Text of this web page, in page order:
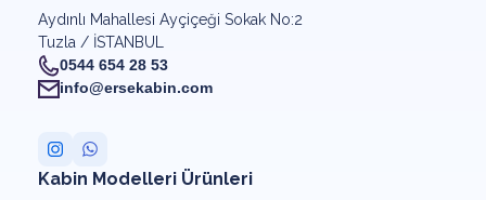
Aydınlı Mahallesi Ayçiçeği Sokak No:2
Tuzla / İSTANBUL
0544 654 28 53
info@ersekabin.com
Kabin Modelleri Ürünleri